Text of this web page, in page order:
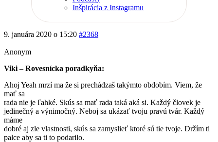
Inšpirácia z Instagramu
9. januára 2020 o 15:20 #2368
Anonym
Viki – Rovesnícka poradkyňa:
Ahoj Yeah mrzí ma že si prechádzaš takýmto obdobím. Viem, že
mať sa
rada nie je ľahké. Skús sa mať rada taká aká si. Každý človek je
jedinečný a výnimočný. Neboj sa ukázať tvoju pravú tvár. Každý
máme
dobré aj zle vlastnosti, skús sa zamyslieť ktoré sú tie tvoje. Držím ti
palce aby sa ti to podarilo.